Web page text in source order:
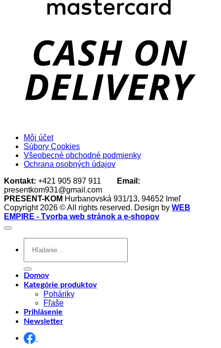
Môj účet
Súbory Cookies
Všeobecné obchodné podmienky
Ochrana osobných údajov
Kontakt: +421 905 897 911
Email:
presentkom931@gmail.com
PRESENT-KOM Hurbanovská 931/13, 94652 Imeľ
Copyright 2026 © All rights reserved. Design by WEB
EMPIRE - Tvorba web stránok a e-shopov
Domov
Kategórie produktov
Poháriky
Fľaše
Prihlásenie
Newsletter